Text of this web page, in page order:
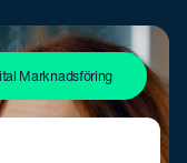
Marknadsföring